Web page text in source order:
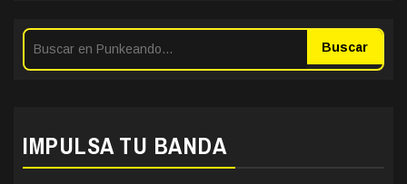
Buscar
IMPULSA TU BANDA